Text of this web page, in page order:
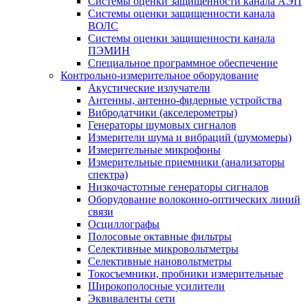
Системы оценки защищенности канала
ВОЛС
Системы оценки защищенности канала
ПЭМИН
Специальное программное обеспечение
Контрольно-измерительное оборудование
Акустические излучатели
Антенны, антенно-фидерные устройства
Вибродатчики (акселерометры)
Генераторы шумовых сигналов
Измерители шума и вибраций (шумомеры)
Измерительные микрофоны
Измерительные приемники (анализаторы
спектра)
Низкочастотные генераторы сигналов
Оборудование волоконно-оптических линий
связи
Осциллографы
Полосовые октавные фильтры
Селективные микровольтметры
Селективные нановольтметры
Токосъемники, пробники измерительные
Широкополосные усилители
Эквиваленты сети